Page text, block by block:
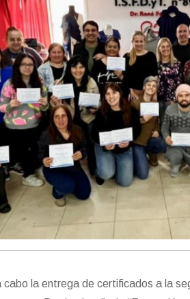
cabo la entrega de certificados a la